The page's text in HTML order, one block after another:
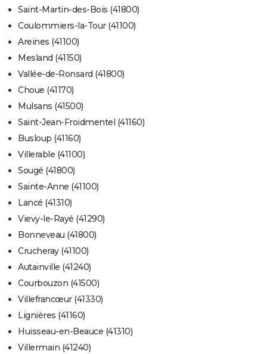
Saint-Martin-des-Bois (41800)
Coulommiers-la-Tour (41100)
Areines (41100)
Mesland (41150)
Vallée-de-Ronsard (41800)
Choue (41170)
Mulsans (41500)
Saint-Jean-Froidmentel (41160)
Busloup (41160)
Villerable (41100)
Sougé (41800)
Sainte-Anne (41100)
Lancé (41310)
Vievy-le-Rayé (41290)
Bonneveau (41800)
Crucheray (41100)
Autainville (41240)
Courbouzon (41500)
Villefrancœur (41330)
Lignières (41160)
Huisseau-en-Beauce (41310)
Villermain (41240)